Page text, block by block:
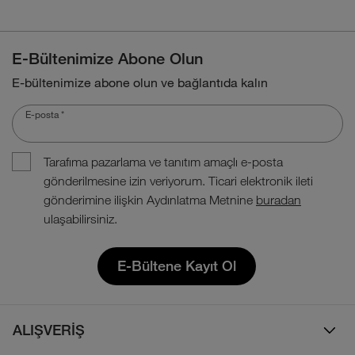
E-Bültenimize Abone Olun
E-bültenimize abone olun ve bağlantıda kalın
E-posta *
Tarafıma pazarlama ve tanıtım amaçlı e-posta
gönderilmesine izin veriyorum. Ticari elektronik ileti
gönderimine ilişkin Aydınlatma Metnine buradan
ulaşabilirsiniz.
E-Bültene Kayıt Ol
ALIŞVERİŞ